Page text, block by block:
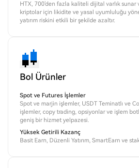
HTX, 700'den fazla kaliteli dijital varlık sunar
kriptolar için likidite ve yasal uyumluluğu
yatırım riskini etkili bir şekilde azaltır.
Bol Ürünler
Spot ve Futures İşlemler
Spot ve marjin işlemler, USDT Teminatlı ve
işlemler, copy trading, opsiyonlar ve işlem
geniş bir hizmet yelpazesi.
Yüksek Getirili Kazanç
Basit Earn, Düzenli Yatırım, SmartEarn ve